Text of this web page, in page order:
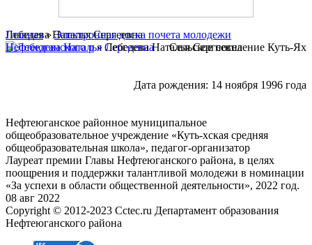
Главная»Электронная доска почета молодежи
Нефтеюганского р» Лебедева Наталья Сергеевна
Лебедева Наталья Сергеевна
Сельское поселение Куть-Ях
Дата рождения: 14 ноября 1996 года
Нефтеюганское районное муниципальное
общеобразовательное учреждение «Куть-хская средняя
общеобразовательная школа», педагог-организатор
Лауреат премии Главы Нефтеюганского района, в целях
поощрения и поддержки талантливой молодежи в номинации
«За успехи в области общественной деятельности», 2022 год.
08 авг 2022
Copyright © 2012-2023 Cctec.ru Департамент образования
Нефтеюганского района